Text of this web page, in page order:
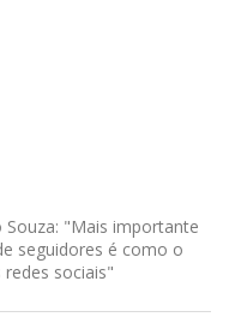
Souza: "Mais importante
seguidores é como o
sociais"